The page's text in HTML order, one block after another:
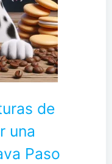
de
una
Paso